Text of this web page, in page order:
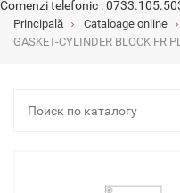
Comenzi telefonic :
Principală Cataloage online
GASKET-CYLINDER BLOCK FR